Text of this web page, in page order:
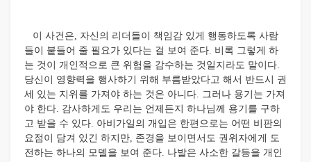
이 사건은, 자신의 리더들이 책임감 있게 행동하도록 사람
들이 붙들어 줄 필요가 있다는 걸 보여 준다. 비록 그렇게 하
는 것이 개인적으로 큰 위험을 감수하는 것일지라도 말이다.
당신이 영향력을 행사하기 위해 부름받았다고 해서 반드시 권
세 있는 지위를 가져야 하는 것은 아니다. 그러나 용기는 가져
야 한다. 감사하게도 우리는 언제든지 하나님께 용기를 구하
고 받을 수 있다. 아비가일의 개입은 한편으로는 어떤 비판의
요점이 담겨 있긴 하지만, 존경을 보이면서도 권위자에게 도
전하는 하나의 모델을 보여 준다. 나발은 사소한 갈등을 개인